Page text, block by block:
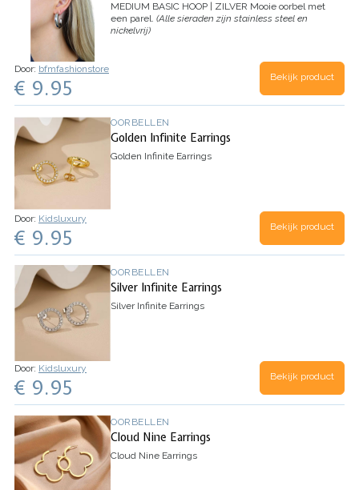
MEDIUM BASIC HOOP | ZILVER Mooie oorbel met
een parel. (Alle sieraden zijn stainless steel en
nickelvrij)
Door: bfmfashionstore
€ 9.95 Bekijk product
OORBELLEN
Golden Infinite Earrings
Golden Infinite Earrings
Door: Kidsluxury
€ 9.95 Bekijk product
OORBELLEN
Silver Infinite Earrings
Silver Infinite Earrings
Door: Kidsluxury
€ 9.95 Bekijk product
OORBELLEN
Cloud Nine Earrings
Cloud Nine Earrings